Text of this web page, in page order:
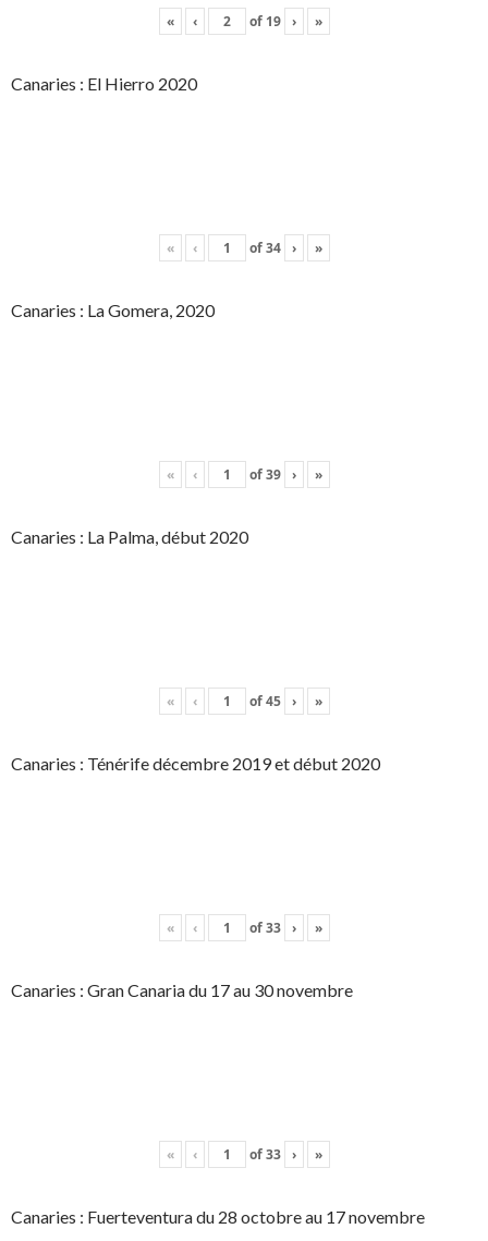
« ‹ of 19 › »
Canaries : El Hierro 2020
« ‹ of34 › »
Canaries : La Gomera, 2020
« ‹ of39 › »
Canaries : La Palma, début 2020
« ‹ of45 › »
Canaries : Ténérife décembre 2019 et début 2020
« ‹ of33 › »
Canaries : Gran Canaria du 17 au 30 novembre
« ‹ of33 › »
Canaries : Fuerteventura du 28 octobre au 17 novembre